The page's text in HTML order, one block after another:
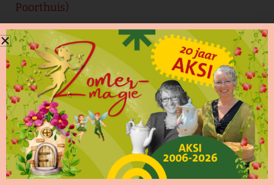
Poorthuis)
De exposities zijn te bezoeken:
– Woensdag: 11-18 uur
– Donderdag: 11-21 uur
– Vrijdag: 11-21 uur
– Zaterdag: 11-21 uur
– Zondag: 11-21 uur
Daarnaast staan er regelmatig concerten,